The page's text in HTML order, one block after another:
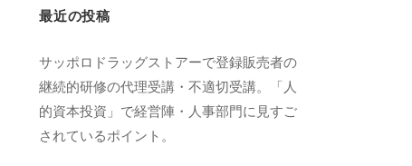
最近の投稿
サッポロドラッグストアーで登録販売者の
継続的研修の代理受講・不適切受講。「人
的資本投資」で経営陣・人事部門に見すご
されているポイント。